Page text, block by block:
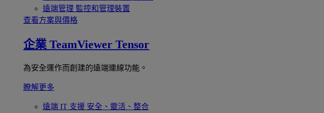
遠端管理 監控和管理裝置
查看方案與價格
企業 TeamViewer Tensor
為安全運作而創建的遠端連線功能。
瞭解更多
遠端 IT 支援 安全、靈活、整合